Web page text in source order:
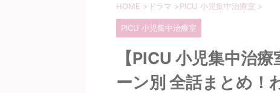
HOME > ドラマ >PICU 小児集中治療室 >
PICU 小児集中治療室
【PICU 小児集中治
ーン別 全話まとめ！